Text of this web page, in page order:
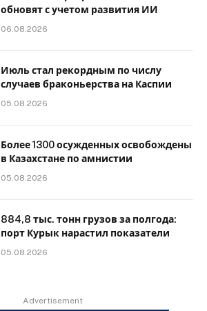
обновят с учетом развития ИИ
06.08.2026
Июль стал рекордным по числу
случаев браконьерства на Каспии
05.08.2026
Более 1300 осужденных освобождены
в Казахстане по амнистии
05.08.2026
884,8 тыс. тонн грузов за полгода:
порт Курык нарастил показатели
05.08.2026
Advertisement